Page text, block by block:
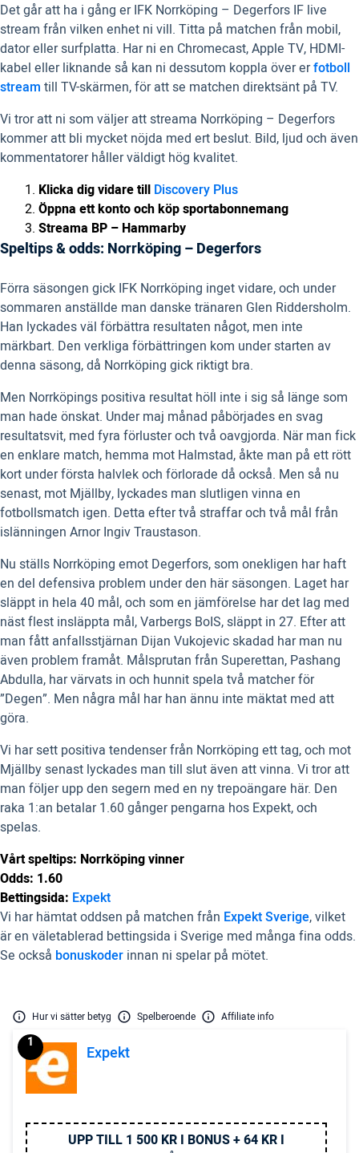
Det går att ha i gång er IFK Norrköping – Degerfors IF live
stream från vilken enhet ni vill. Titta på matchen från mobil,
dator eller surfplatta. Har ni en Chromecast, Apple TV, HDMI-
kabel eller liknande så kan ni dessutom koppla över erfotboll
stream till TV-skärmen, för att se matchen direktsänt på TV.
Vi tror att ni som väljer att streama Norrköping – Degerfors
kommer att bli mycket nöjda med ert beslut. Bild, ljud och även
kommentatorer håller väldigt hög kvalitet.
Klicka dig vidare till Discovery Plus
Öppna ett konto och köp sportabonnemang
Streama BP – Hammarby
Speltips & odds: Norrköping – Degerfors
Förra säsongen gick IFK Norrköping inget vidare, och under
sommaren anställde man danske tränaren Glen Riddersholm.
Han lyckades väl förbättra resultaten något, men inte
märkbart. Den verkliga förbättringen kom under starten av
denna säsong, då Norrköping gick riktigt bra.
Men Norrköpings positiva resultat höll inte i sig så länge som
man hade önskat. Under maj månad påbörjades en svag
resultatsvit, med fyra förluster och två oavgjorda. När man fick
en enklare match, hemma mot Halmstad, åkte man på ett rött
kort under första halvlek och förlorade då också. Men så nu
senast, mot Mjällby, lyckades man slutligen vinna en
fotbollsmatch igen. Detta efter två straffar och två mål från
islänningen Arnor Ingiv Traustason.
Nu ställs Norrköping emot Degerfors, som onekligen har haft
en del defensiva problem under den här säsongen. Laget har
släppt in hela 40 mål, och som en jämförelse har det lag med
näst flest insläppta mål, Varbergs BoIS, släppt in 27. Efter att
man fått anfallsstjärnan Dijan Vukojevic skadad har man nu
även problem framåt. Målsprutan från Superettan, Pashang
Abdulla, har värvats in och hunnit spela två matcher för
”Degen”. Men några mål har han ännu inte mäktat med att
göra.
Vi har sett positiva tendenser från Norrköping ett tag, och mot
Mjällby senast lyckades man till slut även att vinna. Vi tror att
man följer upp den segern med en ny trepoängare här. Den
raka 1:an betalar 1.60 gånger pengarna hos Expekt, och
spelas.
Vårt speltips: Norrköping vinner
Odds: 1.60
Bettingsida: Expekt
Vi har hämtat oddsen på matchen från Expekt Sverige, vilket
är en väletablerad bettingsida i Sverige med många fina odds.
Se också bonuskoder innan ni spelar på mötet.
Hur vi sätter betyg Spelberoende Affiliate info
Expekt
1
UPP TILL 1 500 KR I BONUS + 64 KR I